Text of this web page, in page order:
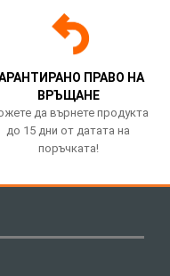
ПРАВО НА
ВРЪЩАНЕ
да върнете продукта
до 15 дни от датата на
поръчката!